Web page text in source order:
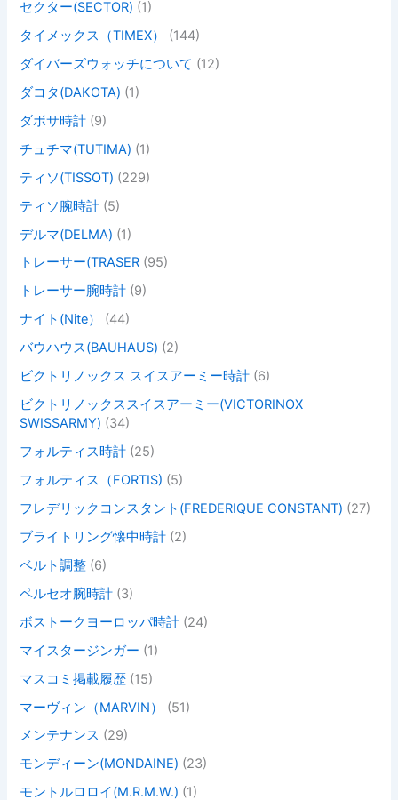
セクター(SECTOR) (1)
タイメックス（TIMEX）
(144)
ダイバーズウォッチについて (12)
ダコタ(DAKOTA) (1)
ダボサ時計 (9)
チュチマ(TUTIMA) (1)
ティソ(TISSOT) (229)
ティソ腕時計 (5)
デルマ(DELMA) (1)
トレーサー(TRASER (95)
トレーサー腕時計 (9)
ナイト(Nite）
(44)
バウハウス(BAUHAUS) (2)
ビクトリノックス スイスアーミー時計 (6)
ビクトリノックススイスアーミー(VICTORINOX
SWISSARMY) (34)
フォルティス時計 (25)
フォルティス（FORTIS) (5)
フレデリックコンスタント(FREDERIQUE CONSTANT) (27)
ブライトリング懐中時計 (2)
ベルト調整 (6)
ペルセオ腕時計 (3)
ボストークヨーロッパ時計 (24)
マイスタージンガー (1)
マスコミ掲載履歴 (15)
マーヴィン（MARVIN）
(51)
メンテナンス (29)
モンディーン(MONDAINE) (23)
モントルロロイ(M.R.M.W.) (1)